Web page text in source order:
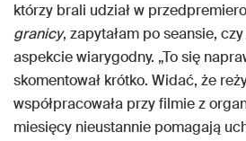
którzy brali udział w
granicy, zapytałam po seansie,
aspekcie wiarygodny. „To się
skomentował krótko. Widać, że
współpracowała przy filmie z
miesięcy nieustannie pomagają